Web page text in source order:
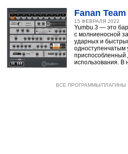
Fanan
15 ФЕВРАЛЯ 2022
Yumbu 3 — это
с молниеносной
ударных и
одноступенчатым
приспособленный
использования. В
ВСЕ ПРОГРАММЫ/ПЛАГИНЫ